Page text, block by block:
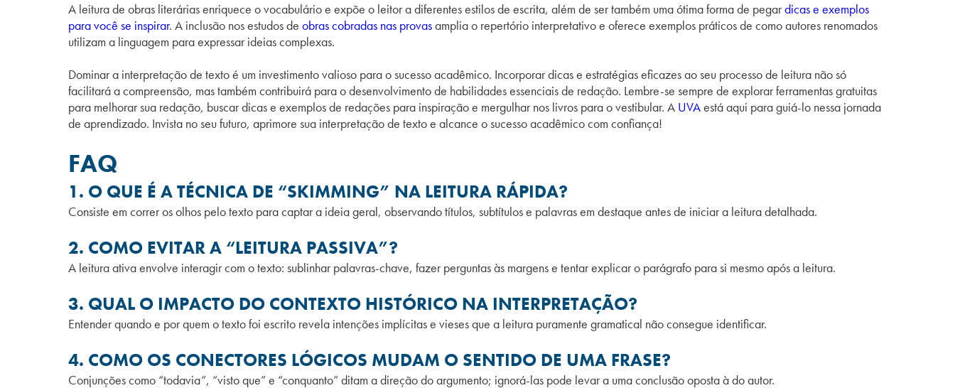
A leitura de obras literárias enriquece o vocabulário e expõe o leitor a diferentes estilos de escrita, além de ser também uma ótima forma de pegardicas e exemplos
para você se inspirar. A inclusão nos estudos de obras cobradas nas provasamplia o repertório interpretativo e oferece exemplos práticos de como autores renomados
utilizam a linguagem para expressar ideias complexas.
Dominar a interpretação de texto é um investimento valioso para o sucesso acadêmico. Incorporar dicas e estratégias eficazes ao seu processo de leitura não só
facilitará a compreensão, mas também contribuirá para o desenvolvimento de habilidades essenciais de redação. Lembre-se sempre de explorar ferramentas gratuitas
para melhorar sua redação, buscar dicas e exemplos de redações para inspiração e mergulhar nos livros para o vestibular. A UVAestá aqui para guiá-lo nessa jornada
de aprendizado. Invista no seu futuro, aprimore sua interpretação de texto e alcance o sucesso acadêmico com confiança!
FAQ
1. O QUE É A TÉCNICA DE “SKIMMING” NA LEITURA RÁPIDA?
Consiste em correr os olhos pelo texto para captar a ideia geral, observando títulos, subtítulos e palavras em destaque antes de iniciar a leitura detalhada.
2. COMO EVITAR A “LEITURA PASSIVA”?
A leitura ativa envolve interagir com o texto: sublinhar palavras-chave, fazer perguntas às margens e tentar explicar o parágrafo para si mesmo após a leitura.
3. QUAL O IMPACTO DO CONTEXTO HISTÓRICO NA INTERPRETAÇÃO?
Entender quando e por quem o texto foi escrito revela intenções implícitas e vieses que a leitura puramente gramatical não consegue identificar.
4. COMO OS CONECTORES LÓGICOS MUDAM O SENTIDO DE UMA FRASE?
Conjunções como “todavia”, “visto que” e “conquanto” ditam a direção do argumento; ignorá-las pode levar a uma conclusão oposta à do autor.